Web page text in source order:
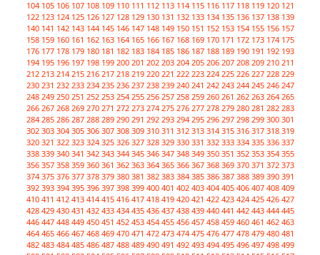
104 105 106 107 108 109 110 111 112 113 114 115 116 117 118 119 120 121
122 123 124 125 126 127 128 129 130 131 132 133 134 135 136 137 138 139
140 141 142 143 144 145 146 147 148 149 150 151 152 153 154 155 156 157
158 159 160 161 162 163 164 165 166 167 168 169 170 171 172 173 174 175
176 177 178 179 180 181 182 183 184 185 186 187 188 189 190 191 192 193
194 195 196 197 198 199 200 201 202 203 204 205 206 207 208 209 210 211
212 213 214 215 216 217 218 219 220 221 222 223 224 225 226 227 228 229
230 231 232 233 234 235 236 237 238 239 240 241 242 243 244 245 246 247
248 249 250 251 252 253 254 255 256 257 258 259 260 261 262 263 264 265
266 267 268 269 270 271 272 273 274 275 276 277 278 279 280 281 282 283
284 285 286 287 288 289 290 291 292 293 294 295 296 297 298 299 300 301
302 303 304 305 306 307 308 309 310 311 312 313 314 315 316 317 318 319
320 321 322 323 324 325 326 327 328 329 330 331 332 333 334 335 336 337
338 339 340 341 342 343 344 345 346 347 348 349 350 351 352 353 354 355
356 357 358 359 360 361 362 363 364 365 366 367 368 369 370 371 372 373
374 375 376 377 378 379 380 381 382 383 384 385 386 387 388 389 390 391
392 393 394 395 396 397 398 399 400 401 402 403 404 405 406 407 408 409
410 411 412 413 414 415 416 417 418 419 420 421 422 423 424 425 426 427
428 429 430 431 432 433 434 435 436 437 438 439 440 441 442 443 444 445
446 447 448 449 450 451 452 453 454 455 456 457 458 459 460 461 462 463
464 465 466 467 468 469 470 471 472 473 474 475 476 477 478 479 480 481
482 483 484 485 486 487 488 489 490 491 492 493 494 495 496 497 498 499